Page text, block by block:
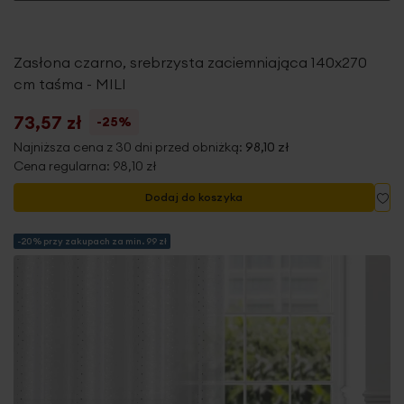
Zasłona czarno, srebrzysta zaciemniająca 140x270
cm taśma - MILI
73,57 zł
-25%
Najniższa cena z 30 dni przed obniżką: 98,10 zł
Cena regularna: 98,10 zł
Dodaj do koszyka
-20% przy zakupach za min. 99 zł